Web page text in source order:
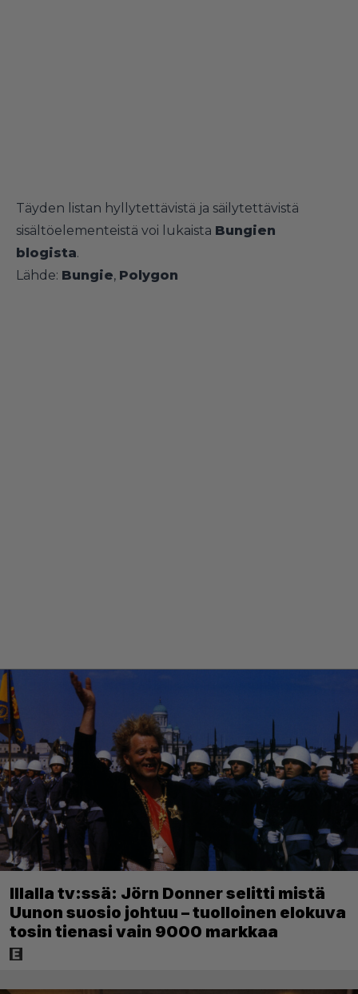
Täyden listan hyllytettävistä ja säilytettävistä
sisältöelementeistä voi lukaista Bungien
blogista.
Lähde: Bungie, Polygon
Illalla tv:ssä: Jörn Donner selitti mistä
Uunon suosio johtuu – tuolloinen elokuva
tosin tienasi vain 9000 markkaa